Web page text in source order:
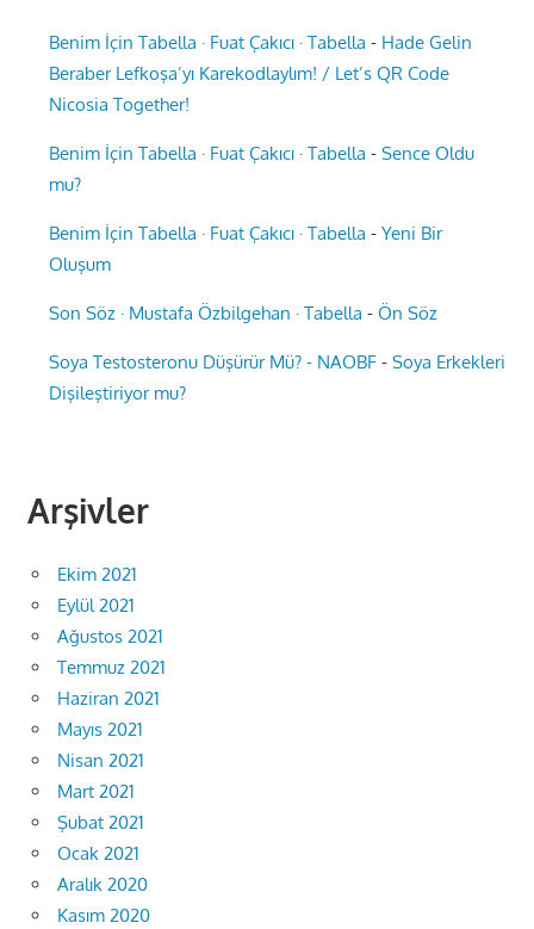
Benim İçin Tabella · Fuat Çakıcı · Tabella - Hade Gelin
Beraber Lefkoşa’yı Karekodlaylım! / Let’s QR Code
Nicosia Together!
Benim İçin Tabella · Fuat Çakıcı · Tabella -Sence Oldu
mu?
Benim İçin Tabella · Fuat Çakıcı · Tabella -Yeni Bir
Oluşum
Son Söz · Mustafa Özbilgehan · Tabella -Ön Söz
Soya Testosteronu Düşürür Mü? - NAOBF -Soya Erkekleri
Dişileştiriyor mu?
Arşivler
Ekim 2021
Eylül 2021
Ağustos 2021
Temmuz 2021
Haziran 2021
Mayıs 2021
Nisan 2021
Mart 2021
Şubat 2021
Ocak 2021
Aralık 2020
Kasım 2020